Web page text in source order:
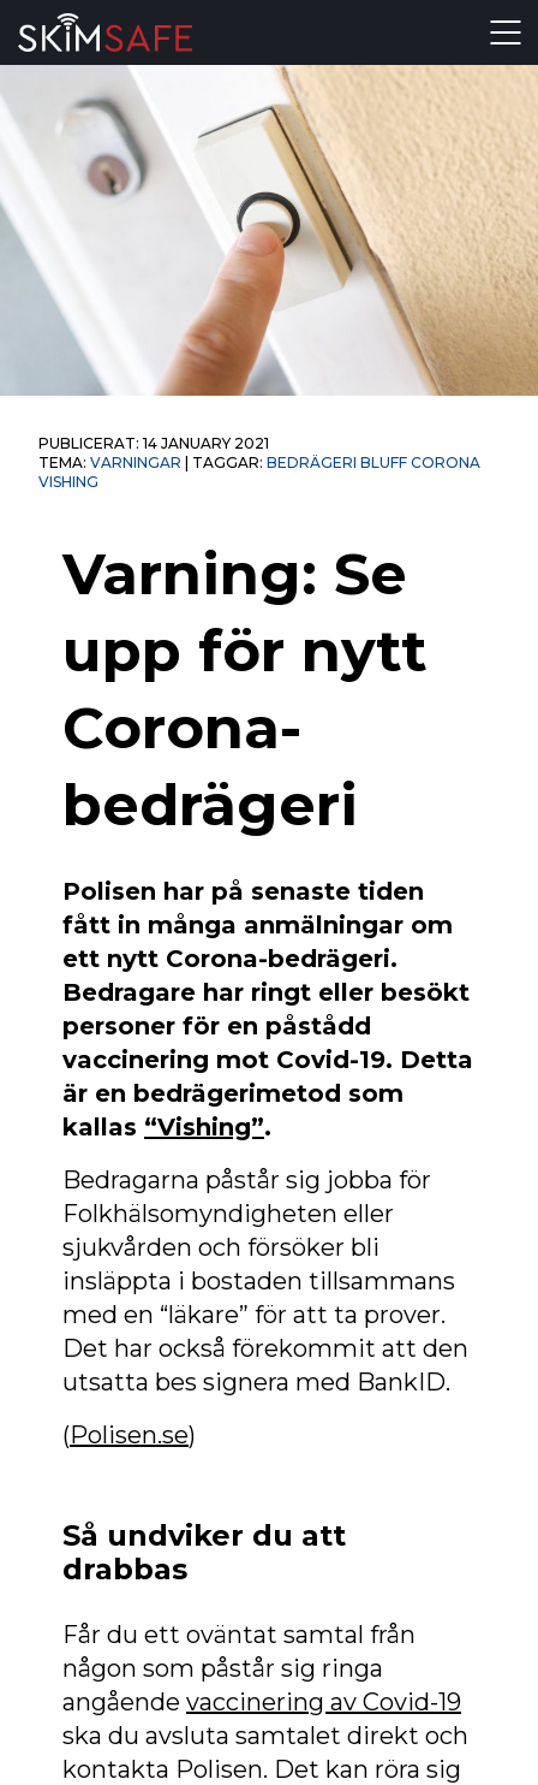
Skip to content
PUBLICERAT: 14 JANUARY 2021
TEMA: VARNINGAR | TAGGAR: BEDRÄGERI BLUFF CORONA
VISHING
Varning: Se
upp för nytt
Corona-
bedrägeri
Polisen har på senaste tiden
fått in många anmälningar om
ett nytt Corona-bedrägeri.
Bedragare har ringt eller besökt
personer för en påstådd
vaccinering mot Covid-19. Detta
är en bedrägerimetod som
kallas “Vishing”.
Bedragarna påstår sig jobba för
Folkhälsomyndigheten eller
sjukvården och försöker bli
insläppta i bostaden tillsammans
med en “läkare” för att ta prover.
Det har också förekommit att den
utsatta bes signera med BankID.
(Polisen.se)
Så undviker du att
drabbas
Får du ett oväntat samtal från
någon som påstår sig ringa
angående vaccinering av Covid-19
ska du avsluta samtalet direkt och
kontakta Polisen. Det kan röra sig